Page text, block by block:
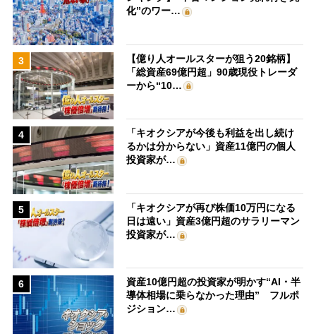
化”のワー…
3
【億り人オールスターが狙う20銘柄】
「総資産69億円超」90歳現役トレーダ
ーから“10…
4
「キオクシアが今後も利益を出し続け
るかは分からない」資産11億円の個人
投資家が…
5
「キオクシアが再び株価10万円になる
日は遠い」資産3億円超のサラリーマン
投資家が…
6
資産10億円超の投資家が明かす“AI・半
導体相場に乗らなかった理由” フルポ
ジション…